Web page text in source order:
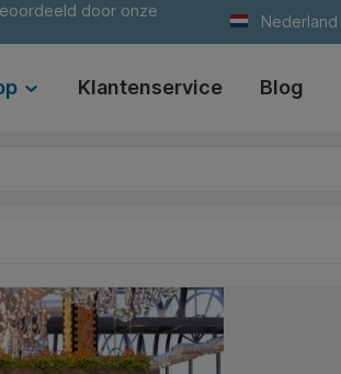
door onze
Nederland
Klantenservice Blog